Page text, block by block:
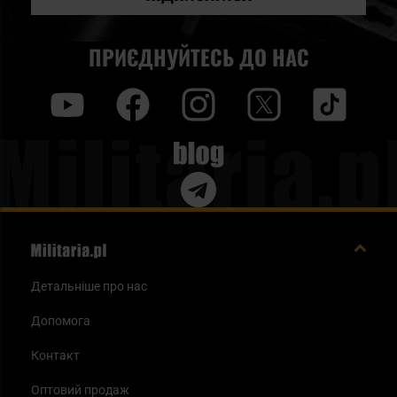
любителів активного відпочинку є також кишені внизу
спини для зберігання карти та різних корисних речей для
подорожі. Наші флагманські приклади світшотів moro -
це моделі Classic Army, Patriot та Infantry від Helikon-Tex.
Це високотехнологічні моделі тактичного верхнього
одягу - світшоти в камуфляжах PL Woodland, Flecktarn та
MP Camo. Вони виготовлені з високоякісного флісу
різної товщини та чудово підходять для всіх сезонів,
чорного кольору часто використовуються силовими
службами, такими як охорона, прикордонники, лісова
роком. Ще однією перевагою є їхня велика
універсальність - вони ідеально підходять для коротких
ПРИЄДНУЙТЕСЬ ДО НАС
Blog
Детальніше про нас
Допомога
Контакт
Оптовий продаж